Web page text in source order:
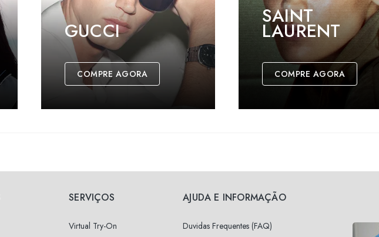
GUCCI
COMPRE AGORA
SAINT
LAURENT
COMPRE AGORA
SERVIÇOS
Virtual Try-On
AJUDA E INFORMAÇÃO
Duvidas Frequentes (FAQ)